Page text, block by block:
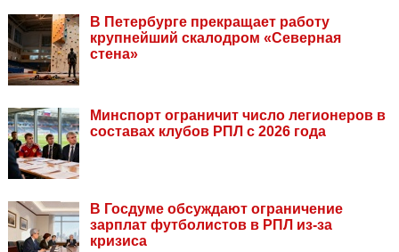
В Петербурге прекращает работу
крупнейший скалодром «Северная
стена»
Минспорт ограничит число легионеров в
составах клубов РПЛ с 2026 года
В Госдуме обсуждают ограничение
зарплат футболистов в РПЛ из-за
кризиса